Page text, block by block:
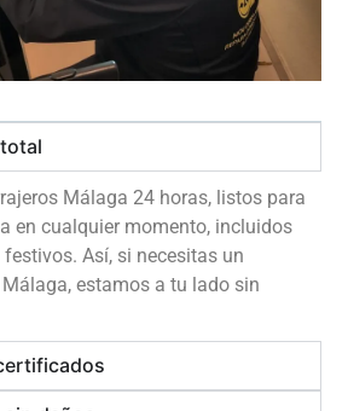
Málaga 24 horas, listos para
en cualquier momento, incluidos
Así, si necesitas un
estamos a tu lado sin